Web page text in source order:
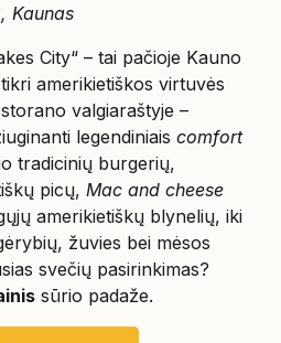
Kaunas
City“ – tai pačioje Kauno
amerikietiškos virtuvės
valgiaraštyje –
legendiniais comfort
tradicinių burgerių,
picų, Mac and cheese
amerikietiškų blynelių, iki
žuvies bei mėsos
svečių pasirinkimas?
sūrio padaže.